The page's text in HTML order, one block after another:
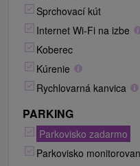
Sprchovací kút
Internet Wi-Fi na izbe
Koberec
Kúrenie
Rychlovarná kanvica
PARKING
Parkovisko zadarmo
Parkovisko